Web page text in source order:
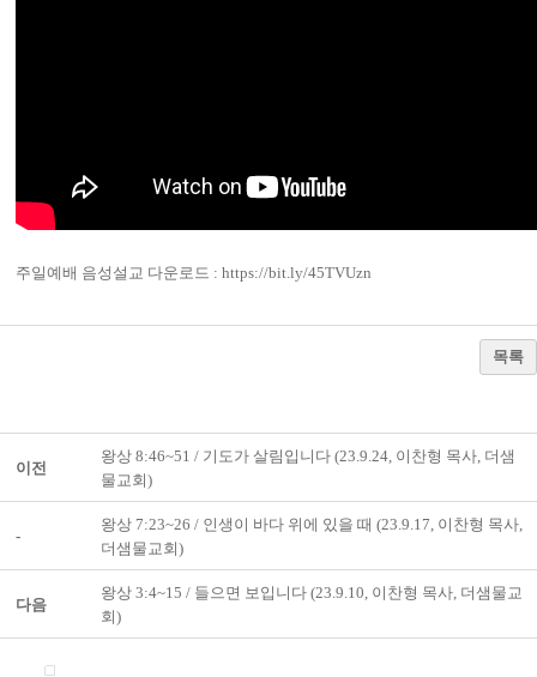
주일예배 음성설교 다운로드 : https://bit.ly/45TVUzn
목록
이전
왕상 8:46~51 / 기도가 살림입니다 (23.9.24, 이찬형 목사, 더샘
물교회)
-
왕상 7:23~26 / 인생이 바다 위에 있을 때 (23.9.17, 이찬형 목사,
더샘물교회)
다음
왕상 3:4~15 / 들으면 보입니다 (23.9.10, 이찬형 목사, 더샘물교
회)